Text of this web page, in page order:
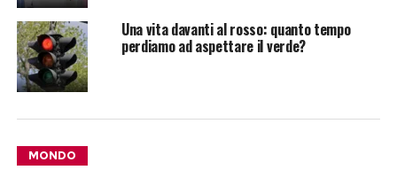
Una vita davanti al rosso: quanto tempo
perdiamo ad aspettare il verde?
MONDO